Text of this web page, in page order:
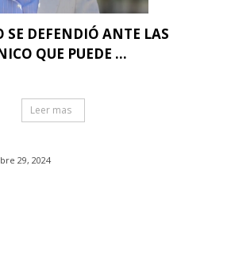
SE DEFENDIÓ ANTE LAS
QUE PUEDE ...
Leer mas
29, 2024